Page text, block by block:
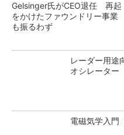
Gelsinger氏がCEO退任 再起
をかけたファウンドリー事業
も振るわず
レーダー用途
オシレーター
電磁気学入門